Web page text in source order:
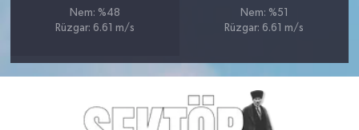
Nem: %48
Rüzgar: 6.61 m/s
Nem: %51
Rüzgar: 6.61 m/s